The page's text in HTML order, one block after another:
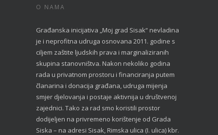
O NAMA
Građanska inicijativa „Moj grad Sisak“ nevladina
je i neprofitna udruga osnovana 2011. godine s
ciljem zaštite ljudskih prava i marginaliziranih
skupina stanovništva. Nakon nekoliko godina
rada u privatnom prostoru i financiranja putem
članarina i donacija građana, udruga mijenja
smjer djelovanja i postaje aktivnija u društvenoj
zajednici. Tako za rad smo koristili prostor
dodijeljen na privremeno korištenje od Grada
Siska – na adresi Sisak, Rimska ulica (I. ulica) kbr.